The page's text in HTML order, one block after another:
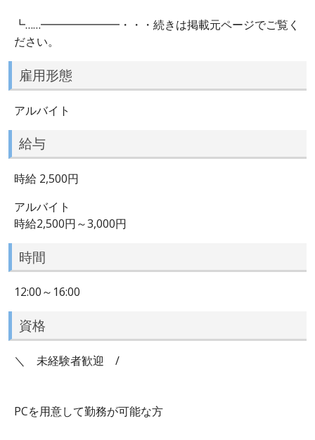
┗……━━━━━━━・・・続きは掲載元ページでご覧く
ださい。
雇用形態
アルバイト
給与
時給 2,500円
アルバイト
時給2,500円～3,000円
時間
12:00～16:00
資格
＼ 未経験者歓迎 /
PCを用意して勤務が可能な方